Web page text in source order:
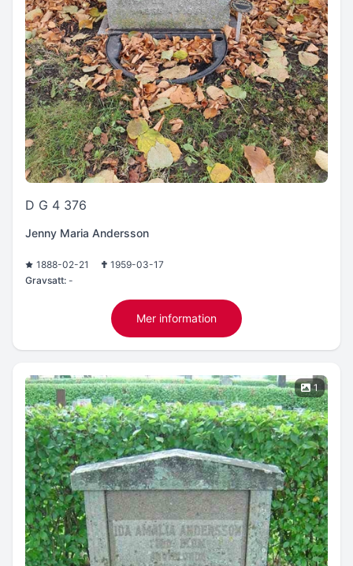
D G 4 376
Jenny Maria Andersson
1888-02-21
1959-03-17
Gravsatt: -
Mer information
1